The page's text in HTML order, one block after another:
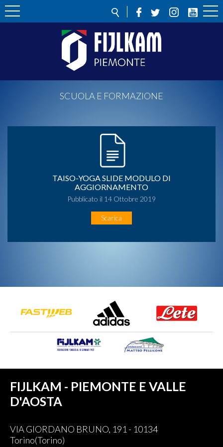
SCUOLA E FORMAZIONE
TAISO-YOGA SLIDE MODULO DI
AGGIORNAMENTO
Pubblicato il 14 Ottobre 2019
Scarica
FIJLKAM - PIEMONTE E VALLE
D'AOSTA
VIA GIORDANO BRUNO, 191 - 10134
Torino(Torino)